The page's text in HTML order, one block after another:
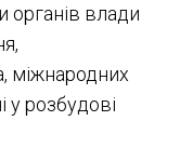
влади
міжнародних
у розбудові